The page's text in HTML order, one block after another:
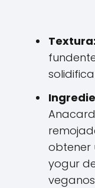
Textura:
obtener
yogur